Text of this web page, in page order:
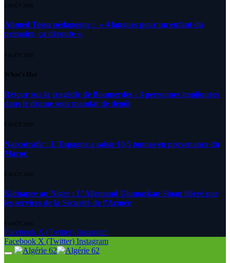
5 AOÛT 2026
Ahmed Tessa pédagogue : » 4 langues pour un enfant du
primaire, ça déroute «
4 AOÛT 2026
What's Hot
Retour sur la tragédie de Boumerdes : 3 personnes impliquées
dans le drame sous mandat de dépôt
8 AOÛT 2026
Narcotrafic : L’Espagne a saisie 10,5 tonnes en provenance du
Maroc
8 AOÛT 2026
Kidnapee au Niger : L’Allemand Ulumaskan Sinan libéré par
les services de la Sécurité de l’Armée
8 AOÛT 2026
Facebook X (Twitter) Instagram
Facebook X (Twitter) Instagram